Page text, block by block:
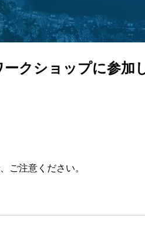
クショップに参加
ご注意ください。